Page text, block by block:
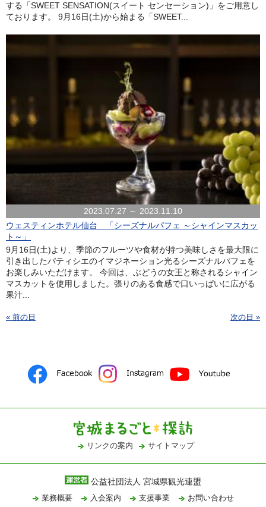
する「SWEET SENSATION(スイート センセーション)」をご用意し
ております。 9月16日(土)から始まる「SWEET...
2023.07.27 ～ 2023.11.10
ウェスティンホテル仙台 「シーズナルパフェ ～シャインマスカッ
ト～」
9月16日(土)より、季節のフルーツや食材が持つ美味しさを最大限に
引き出したパティシエのイマジネーション光るシーズナルパフェを
お楽しみいただけます。 今回は、ぶどうの女王と称されるシャイン
マスカットを使用しました。張りのある食感で口いっぱいに広がる
果汁...
« 前の日 次の日 »
リンクの案内 サイトマップ
公益社団法人 宮城県観光連盟
業務概要 入会案内 支援事業 お問い合わせ